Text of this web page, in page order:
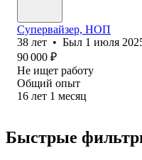
Супервайзер, НОП
38 лет • Был 1 июля
90 000 ₽
Не ищет работу
Общий опыт
16 лет 1 месяц
Быстрые